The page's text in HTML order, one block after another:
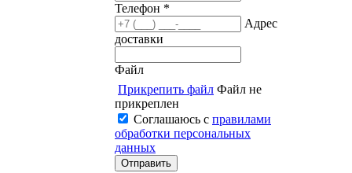
Телефон *
Адрес
доставки
Файл
Прикрепить файл Файл не
прикреплен
Соглашаюсь с правилами
обработки персональных
данных